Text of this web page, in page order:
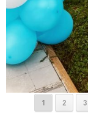
1 2 3